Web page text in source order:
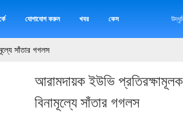
যোগাযোগ করুন খবর কেস
সাঁতার গগলস
আরামদায়ক ইউভি
বিনামূল্যে সাঁতার গগলস